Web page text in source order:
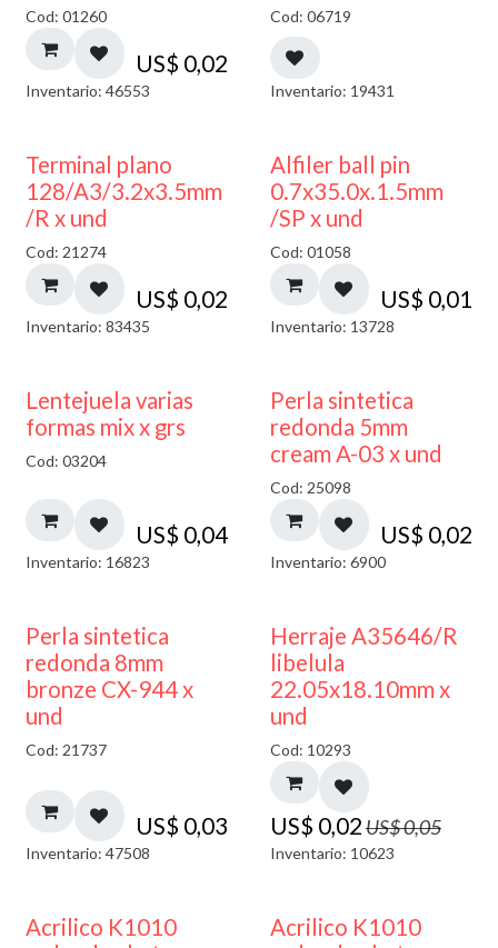
Cod: 01260
US$ 0,02
Inventario: 46553
Cod: 06719
Inventario: 19431
Terminal plano
128/A3/3.2x3.5mm
/R x und
Cod: 21274
US$ 0,02
Inventario: 83435
Alfiler ball pin
0.7x35.0x.1.5mm
/SP x und
Cod: 01058
US$ 0,01
Inventario: 13728
Lentejuela varias
formas mix x grs
Cod: 03204
US$ 0,04
Inventario: 16823
Perla sintetica
redonda 5mm
cream A-03 x und
Cod: 25098
US$ 0,02
Inventario: 6900
Perla sintetica
redonda 8mm
bronze CX-944 x
und
Cod: 21737
US$ 0,03
Inventario: 47508
50% DESCUENTO
Herraje A35646/R
libelula
22.05x18.10mm x
und
Cod: 10293
US$ 0,02US$0,05
Inventario: 10623
Acrilico K1010
Acrilico K1010